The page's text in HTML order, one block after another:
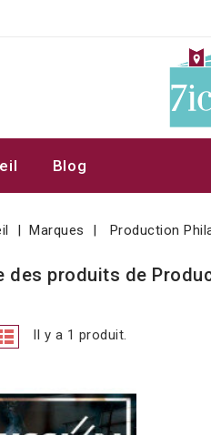
Blog
Marques Production
des produits de
Il y a 1 produit.